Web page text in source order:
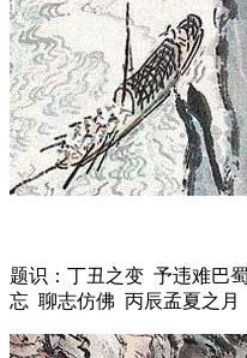
题识：丁丑之变 予违难巴
忘 聊志仿佛 丙辰孟夏之月